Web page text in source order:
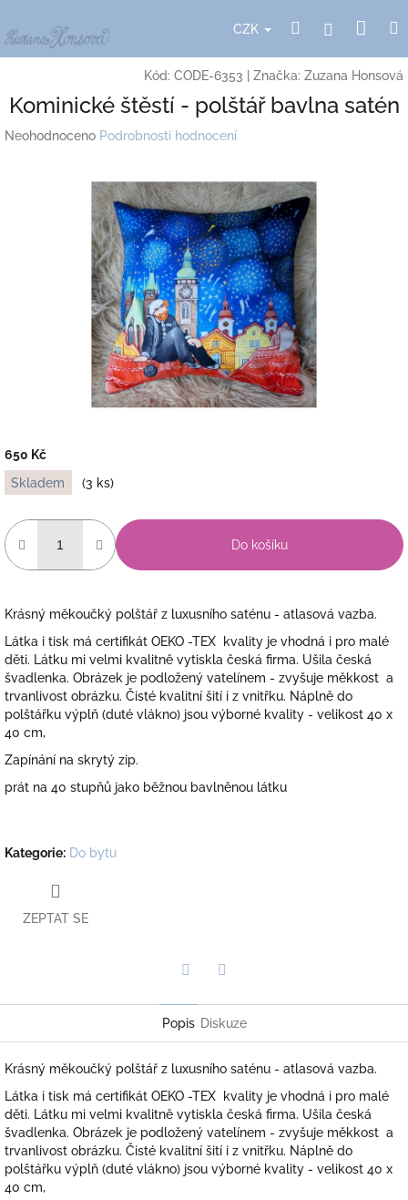
na
obsah
CZK HledatPřihlášení
Kód: CODE-6353 Značka: Zuzana Honsová
Kominické štěstí - polštář bavlna satén
Průměrné
Neohodnoceno Podrobnosti hodnocení
650 Kč
Měrná
cena:
Skladem (3 ks)
Do košíku
Krásný měkoučký polštář z luxusního saténu - atlasová vazba.
Látka i tisk má certifikát OEKO -TEX kvality je vhodná i pro malé
děti. Látku mi velmi kvalitně vytiskla česká firma. Ušila česká
švadlenka. Obrázek je podložený vatelínem - zvyšuje měkkost a
trvanlivost obrázku. Čisté kvalitní šití i z vnitřku. Náplně do
polštářku výplň (duté vlákno) jsou výborné kvality - velikost 40 x
40 cm,
Zapínání na skrytý zip.
prát na 40 stupňů jako běžnou bavlněnou látku
Kategorie: Do bytu
ZEPTAT SE
Popis Diskuze
Krásný měkoučký polštář z luxusního saténu - atlasová vazba.
Látka i tisk má certifikát OEKO -TEX kvality je vhodná i pro malé
děti. Látku mi velmi kvalitně vytiskla česká firma. Ušila česká
švadlenka. Obrázek je podložený vatelínem - zvyšuje měkkost a
trvanlivost obrázku. Čisté kvalitní šití i z vnitřku. Náplně do
polštářku výplň (duté vlákno) jsou výborné kvality - velikost 40 x
40 cm,